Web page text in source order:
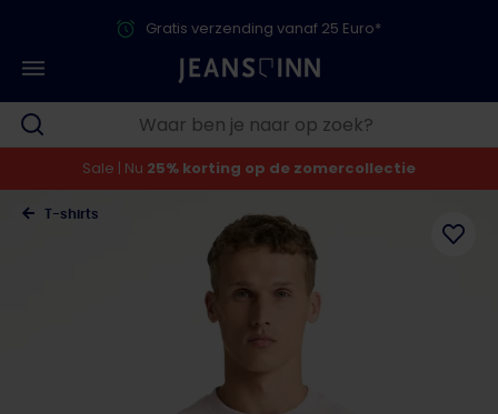
Gratis verzending vanaf 25 Euro*
Sale | Nu 25% korting op de zomercollectie
T-shirts